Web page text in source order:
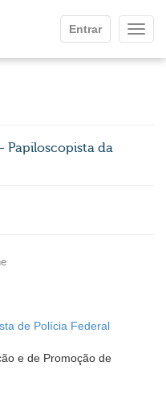
Entrar
Papiloscopista da
de Polícia Federal
e de Promoção de